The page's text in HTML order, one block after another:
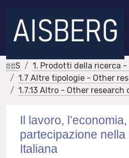
IRIS
1. Prodotti della ricerca
1.7 Altre tipologie - Other
1.7.13 Altro - Other research
Il lavoro,
partecipazione nella
Italiana